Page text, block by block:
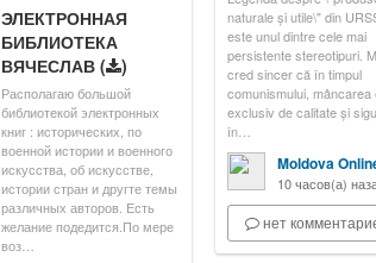
ЭЛЕКТРОННАЯ
БИБЛИОТЕКА
ВЯЧЕСЛАВ ( )
Располагаю большой
библиотекой электронных
книг : исторических, по
военной истории и военного
искусства, об искусстве,
истории стран и другте темы
различных авторов. Есть
желание подедится.По мере
воз…
naturale și utile\" din
este unul dintre cele mai
persistente stereotipuri.
cred sincer că în timpul
comunismului, mâncarea
exclusiv de calitate și
în…
Moldova
10 часов(а)
нет